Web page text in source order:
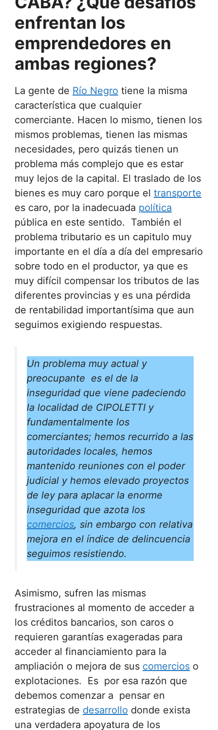
enfrentan los
emprendedores en
ambas regiones?
La gente de Río Negro tiene la misma
característica que cualquier
comerciante. Hacen lo mismo, tienen los
mismos problemas, tienen las mismas
necesidades, pero quizás tienen un
problema más complejo que es estar
muy lejos de la capital. El traslado de los
bienes es muy caro porque el transporte
es caro, por la inadecuada política
pública en este sentido. También el
problema tributario es un capitulo muy
importante en el día a día del empresario
sobre todo en el productor, ya que es
muy difícil compensar los tributos de las
diferentes provincias y es una pérdida
de rentabilidad importantísima que aun
seguimos exigiendo respuestas.
Un problema muy actual y
preocupante es el de la
inseguridad que viene padeciendo
la localidad de CIPOLETTI y
fundamentalmente los
comerciantes; hemos recurrido a las
autoridades locales, hemos
mantenido reuniones con el poder
judicial y hemos elevado proyectos
de ley para aplacar la enorme
inseguridad que azota los
comercios, sin embargo con relativa
mejora en el índice de delincuencia
seguimos resistiendo.
Asimismo, sufren las mismas
frustraciones al momento de acceder a
los créditos bancarios, son caros o
requieren garantías exageradas para
acceder al financiamiento para la
ampliación o mejora de sus comercios o
explotaciones. Es por esa razón que
debemos comenzar a pensar en
estrategias de desarrollo donde exista
una verdadera apoyatura de los